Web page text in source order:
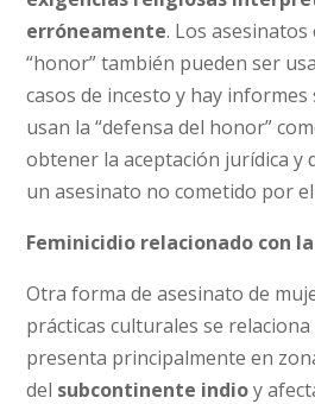
erróneamente. Los
“honor” también pueden ser
casos de incesto y hay
usan la “defensa del honor”
obtener la aceptación jurídica y
un asesinato no cometido por el
Feminicidio relacionado con
Otra forma de asesinato de
prácticas culturales se relaciona
presenta principalmente en
del subcontinente indioy